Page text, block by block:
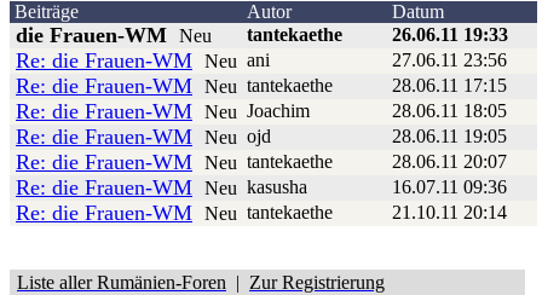
Beiträge Autor Datum
die Frauen-WM Neu tantekaethe 26.06.11 19:33
Re: die Frauen-WM Neu ani 27.06.11 23:56
Re: die Frauen-WM Neu tantekaethe 28.06.11 17:15
Re: die Frauen-WM Neu Joachim 28.06.11 18:05
Re: die Frauen-WM Neu ojd 28.06.11 19:05
Re: die Frauen-WM Neu tantekaethe 28.06.11 20:07
Re: die Frauen-WM Neu kasusha 16.07.11 09:36
Re: die Frauen-WM Neu tantekaethe 21.10.11 20:14
Liste aller Rumänien-Foren | Zur Registrierung